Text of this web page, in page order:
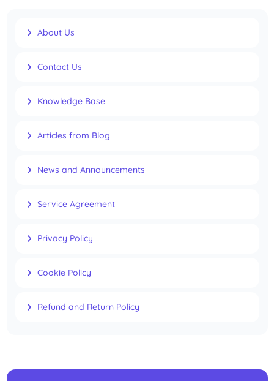
About Us
Contact Us
Knowledge Base
Articles from Blog
News and Announcements
Service Agreement
Privacy Policy
Cookie Policy
Refund and Return Policy